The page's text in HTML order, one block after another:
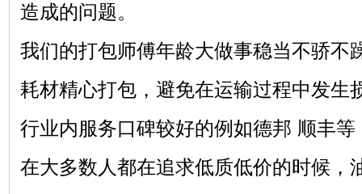
造成的问题。
我们的打包师傅年龄大做事稳当不骄不
耗材精心打包，避免在运输过程中发生
行业内服务口碑较好的例如德邦 顺丰等
在大多数人都在追求低质低价的时候，